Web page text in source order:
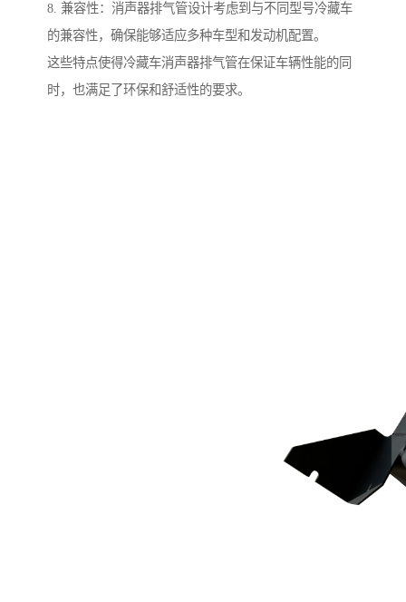
8. 兼容性：消声器排气管设计考虑到与不同型号冷藏车
的兼容性，确保能够适应多种车型和发动机配置。
这些特点使得冷藏车消声器排气管在保证车辆性能的同
时，也满足了环保和舒适性的要求。